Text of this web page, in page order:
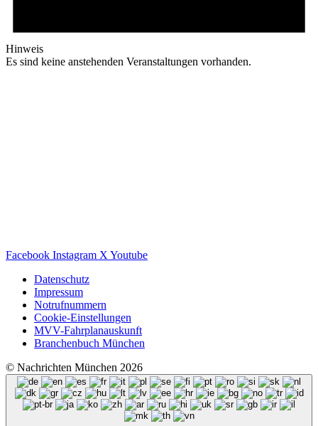
Hinweis
Es sind keine anstehenden Veranstaltungen vorhanden.
Facebook Instagram X Youtube
Datenschutz
Impressum
Notrufnummern
Cookie-Einstellungen
MVV-Fahrplanauskunft
Branchenbuch München
© Nachrichten München 2026